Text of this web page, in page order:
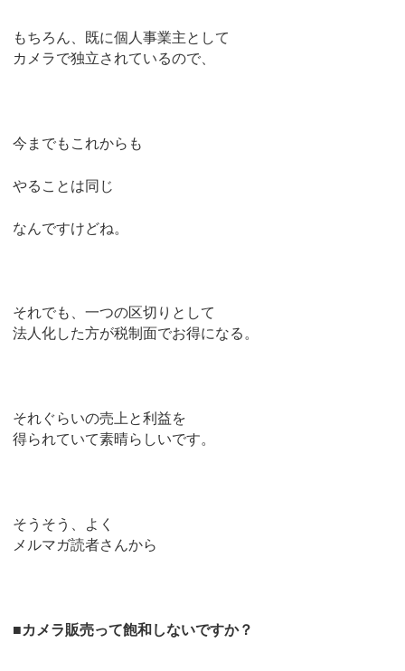
もちろん、既に個人事業主として
カメラで独立されているので、
今までもこれからも
やることは同じ
なんですけどね。
それでも、一つの区切りとして
法人化した方が税制面でお得になる。
それぐらいの売上と利益を
得られていて素晴らしいです。
そうそう、よく
メルマガ読者さんから
■カメラ販売って飽和しないですか？